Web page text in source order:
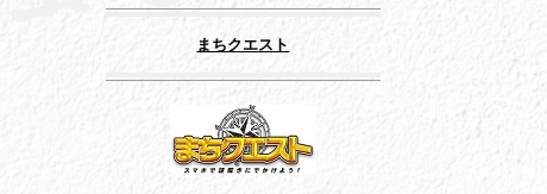
まちクエスト